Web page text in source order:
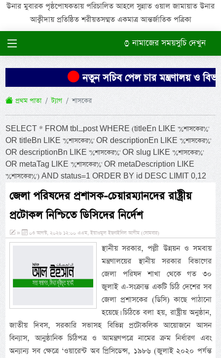
উনার মুবারক পৃষ্ঠপোষকতায় পরিচালিত আহলে সুন্নাত ওয়াল জামায়াত উনার
আক্বীদায় প্রতিষ্ঠিত শরীয়তসম্মত একমাত্র আন্তর্জাতিক পত্রিকা
নামাজের সময়সুচি দেখুন
নতুন সচিব পেল চার মন্ত্রণালয় ও বিভাগ
প্রথম পাতা ট্যাগ শাসকের
SELECT * FROM tbl_post WHERE (titleEn LIKE '%শাসকের%'
OR titleBn LIKE '%শাসকের%' OR descriptionEn LIKE '%শাসকের%'
OR descriptionBn LIKE '%শাসকের%' OR slug LIKE '%শাসকের%'
OR metaTag LIKE '%শাসকের%' OR metaDescription LIKE
'%শাসকের%') AND status=1 ORDER BY id DESC LIMIT 0,12
জেলা পরিষদের প্রশাসক-চেয়ারম্যানদের রাষ্ট্রীয়
প্রটোকল নিশ্চিতে ডিসিদের নির্দেশ
» ০৩ আগস্ট, ২০২৬ ১২:০০ এএম, ইয়াওমুল ইছনাইনিল আযীম (সোমবার)
স্থানীয় সরকার, পল্লী উন্নয়ন ও সমবায়
মন্ত্রণালয়ের স্থানীয় সরকার বিভাগের
জেলা পরিষদ শাখা থেকে গত ৩০
জুলাই এ-সংক্রান্ত একটি চিঠি দেশের সব
জেলা প্রশাসকের (ডিসি) কাছে পাঠানো
হয়েছে। চিঠিতে বলা হয়, রাষ্ট্রীয় অনুষ্ঠান,
জাতীয় দিবস, সরকারি সভাসহ বিভিন্ন প্রটোকলিক আয়োজনে আসন
বিন্যাস, আনুষ্ঠানিক চিঠিপত্র ও আমন্ত্রণপত্রে নামের ক্রম নির্ধারণ এবং
অন্যান্য সব ক্ষেত্রে ‘ওয়ারেন্ট অব প্রিসিডেন্স, ১৯৮৬ (জুলাই ২০২০ পর্যন্ত